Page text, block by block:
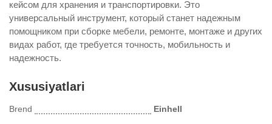
кейсом для хранения и транспортировки. Это
универсальный инструмент, который станет надежным
помощником при сборке мебели, ремонте, монтаже и других
видах работ, где требуется точность, мобильность и
надежность.
Xususiyatlari
Brend Einhell